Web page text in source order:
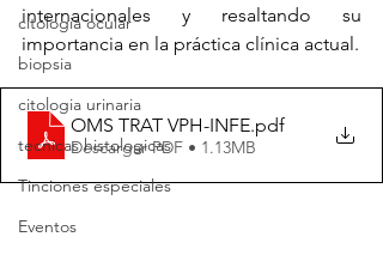
citologia ocular
biopsia
citologia urinaria
tecnicas histologicas
Tinciones especiales
Eventos
internacionales y resaltando su
importancia en la práctica clínica actual.
OMS TRAT VPH-INFE.pdf
Descargar PDF • 1.13MB